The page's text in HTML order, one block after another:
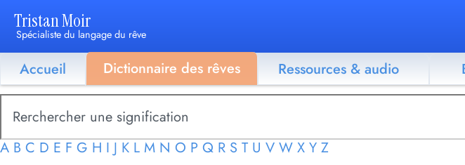
Tristan Moir
Spécialiste du langage du rêve
Accueil Dictionnaire des rêves Ressources & audio
A B C D E F G H I J K L M N O P Q R S T U V W X Y Z